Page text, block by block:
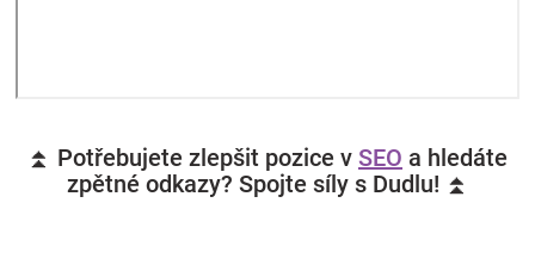
⏫ Potřebujete zlepšit pozice v SEO a hledáte
zpětné odkazy? Spojte síly s Dudlu! ⏫